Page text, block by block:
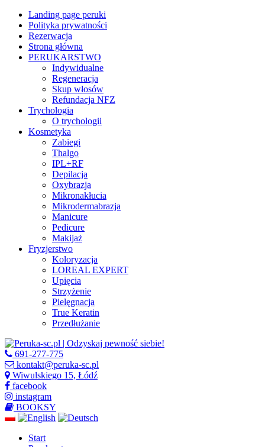
Landing page peruki
Polityka prywatności
Rezerwacja
Strona główna
PERUKARSTWO
Indywidualne
Regeneracja
Skup włosów
Refundacja NFZ
Trychologia
O trychologii
Kosmetyka
Zabiegi
Thalgo
IPL+RF
Depilacja
Oxybrazja
Mikronakłucia
Mikrodermabrazja
Manicure
Pedicure
Makijaż
Fryzjerstwo
Koloryzacja
LOREAL EXPERT
Upięcia
Strzyżenie
Pielęgnacja
True Keratin
Przedłużanie
691-277-775
kontakt@peruka-sc.pl
Wiwulskiego 15, Łódź
facebook
instagram
BOOKSY
Start